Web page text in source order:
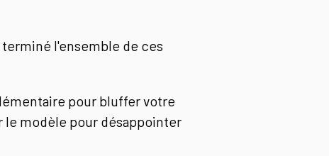
l'ensemble de ces
pour bluffer votre
le modèle pour désappointer